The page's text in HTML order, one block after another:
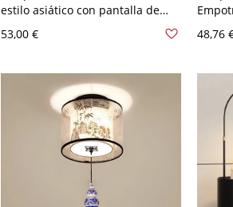
estilo asiático con pantalla de
tela para vestíbulo - Tambor 110
A 120 V Loto
53,00 €
para
A 120
48,76